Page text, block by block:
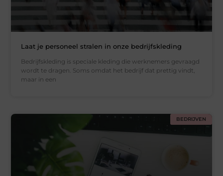
Laat je personeel stralen in onze bedrijfskleding
Bedrijfskleding is speciale kleding die werknemers gevraagd
wordt te dragen. Soms omdat het bedrijf dat prettig vindt,
maar in een
BEDRIJVEN